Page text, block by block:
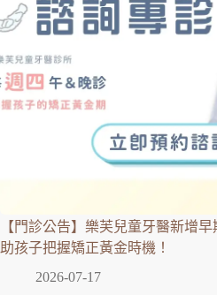
【門診公告】樂芙兒童牙醫新增
助孩子把握矯正黃金時機！
2026-07-17